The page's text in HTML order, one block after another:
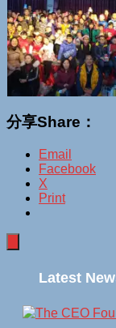
分享Share：
Email
Facebook
X
Print
Latest